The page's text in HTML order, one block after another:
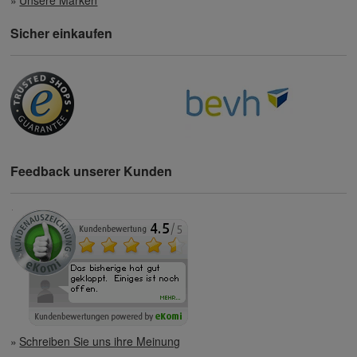
Sicher einkaufen
Feedback unserer Kunden
Schreiben Sie uns ihre Meinung